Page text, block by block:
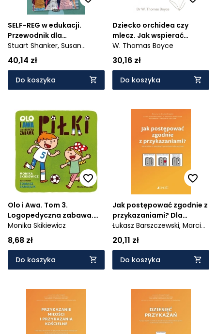
SELF-REG w edukacji.
Przewodnik dla
nauczycieli, pedagogów i
psychologów szkolnych
Stuart Shanker, Susan
Hopkins
40,14 zł
Do koszyka
Dziecko orchidea czy
mlecz. Jak wspierać
wrażliwe dzieci
W. Thomas Boyce
30,16 zł
Do koszyka
Olo i Awa. Tom 3.
Logopedyczna zabawa.
Piłki
Monika Skikiewicz
8,68 zł
Do koszyka
Jak postępować zgodnie z
przykazaniami? Dla
uczniów ze specjalnymi
potrzebami edukacyjnymi
Łukasz Barszczewski, Marcin
Klotz,
Monika Królak,
Mielecka,
Turko
20,11 zł
Do koszyka